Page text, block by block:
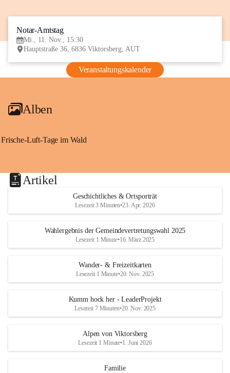
Notar-Amtstag
Mi., 11. Nov., 15:30
Hauptstraße 36, 6836 Viktorsberg, AUT
Veranstaltungskalender
Alben
Frische-Luft-Tage im Wald
Artikel
Geschichtliches & Ortsporträt
Lesezeit 3 Minuten•23. Apr. 2026
Wahlergebnis der Gemeindevertretungswahl 2025
Lesezeit 1 Minute•16. März 2025
Wander- & Freizeitkarten
Lesezeit 1 Minute•20. Nov. 2025
Kumm hock her - LeaderProjekt
Lesezeit 7 Minuten•20. Nov. 2025
Alpen von Viktorsberg
Lesezeit 1 Minute•1. Juni 2026
Familie